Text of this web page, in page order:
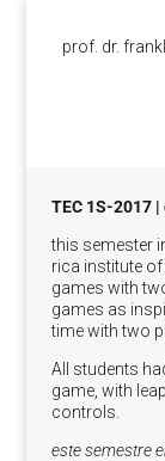
prof. dr.
TEC 1S-2017
this semester
rica institute
games with
games as
time with two
All students
game, with
controls.
este semestre